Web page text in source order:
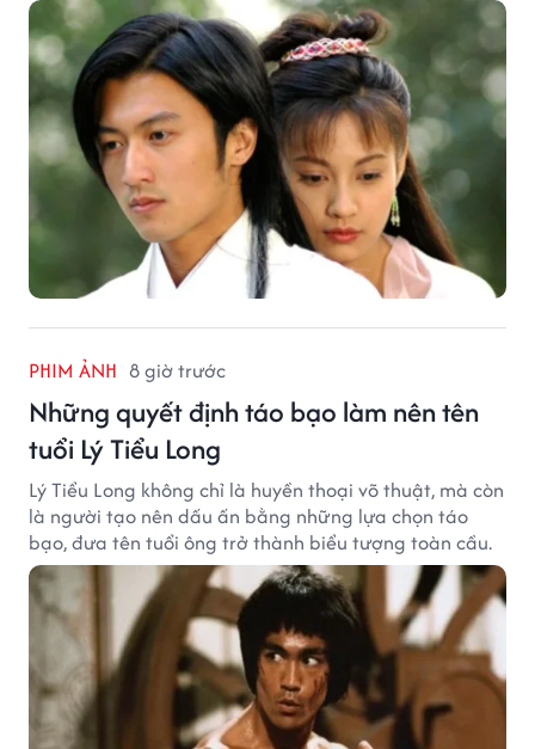
PHIM ẢNH 8 giờ trước
Những quyết định táo bạo làm nên tên
tuổi Lý Tiểu Long
Lý Tiểu Long không chỉ là huyền thoại võ thuật, mà còn
là người tạo nên dấu ấn bằng những lựa chọn táo
bạo, đưa tên tuổi ông trở thành biểu tượng toàn cầu.